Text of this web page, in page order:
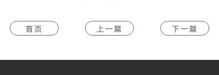
首页 上一篇 下一篇